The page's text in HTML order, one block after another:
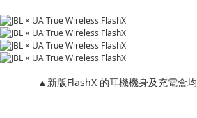
▲新版FlashX 的耳機機身及充電盒均